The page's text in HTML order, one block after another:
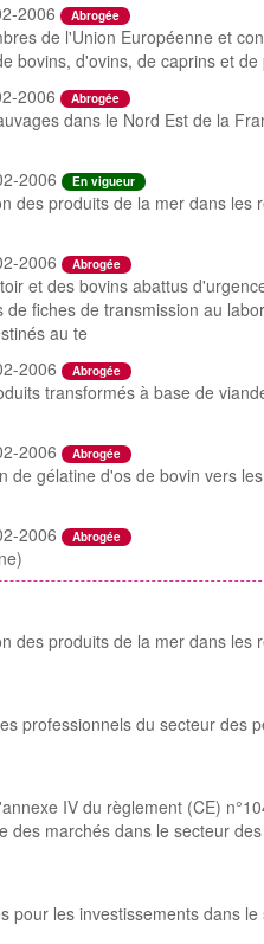
2006 Abrogée
de l'Union Européenne et
bovins, d'ovins, de caprins et de
2006 Abrogée
dans le Nord Est de la
2006 En vigueur
des produits de la mer dans les
2006 Abrogée
et des bovins abattus
fiches de transmission au
au te
2006 Abrogée
transformés à base de
2006 Abrogée
de gélatine d'os de bovin vers
2006 Abrogée
des produits de la mer dans les
professionnels du secteur des
IV du règlement (CE)
marchés dans le secteur
pour les investissements dans